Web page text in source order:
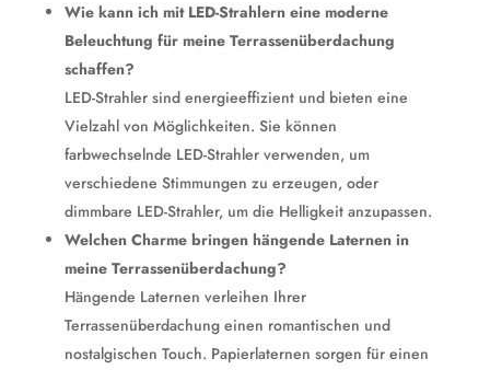
Wie kann ich mit LED-Strahlern eine moderne
Beleuchtung für meine Terrassenüberdachung
schaffen?
LED-Strahler sind energieeffizient und bieten eine
Vielzahl von Möglichkeiten. Sie können
farbwechselnde LED-Strahler verwenden, um
verschiedene Stimmungen zu erzeugen, oder
dimmbare LED-Strahler, um die Helligkeit anzupassen.
Welchen Charme bringen hängende Laternen in
meine Terrassenüberdachung?
Hängende Laternen verleihen Ihrer
Terrassenüberdachung einen romantischen und
nostalgischen Touch. Papierlaternen sorgen für einen